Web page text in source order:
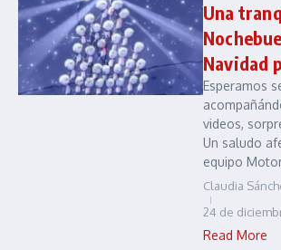
Una
Navidad
Esperamos
videos,
Un saludo
equipo
Claudia
24 de
Read More